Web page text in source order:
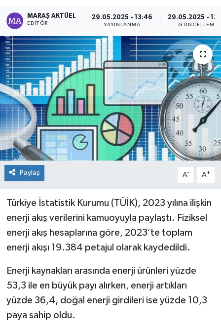
MARAŞ AKTÜEL
EDITÖR
29.05.2025 - 13:46
YAYINLANMA
29.05.2025 -
GÜNCELLEME
Paylaş A- A+
Türkiye İstatistik Kurumu (TÜİK), 2023 yılına ilişkin
enerji akış verilerini kamuoyuyla paylaştı. Fiziksel
enerji akış hesaplarına göre, 2023’te toplam
enerji akışı 19.384 petajul olarak kaydedildi.
Enerji kaynakları arasında enerji ürünleri yüzde
53,3 ile en büyük payı alırken, enerji artıkları
yüzde 36,4, doğal enerji girdileri ise yüzde 10,3
paya sahip oldu.